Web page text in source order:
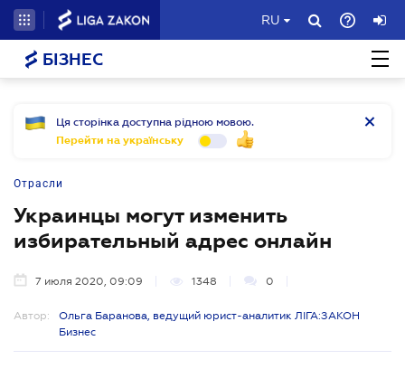
RU
БІЗНЕС
Ця сторінка доступна рідною мовою.
Перейти на українську
Отрасли
Украинцы могут изменить
избирательный адрес онлайн
7 июля 2020, 09:09 1348 0
Автор:
Ольга Баранова, ведущий юрист-аналитик ЛІГА:ЗАКОН
Бизнес